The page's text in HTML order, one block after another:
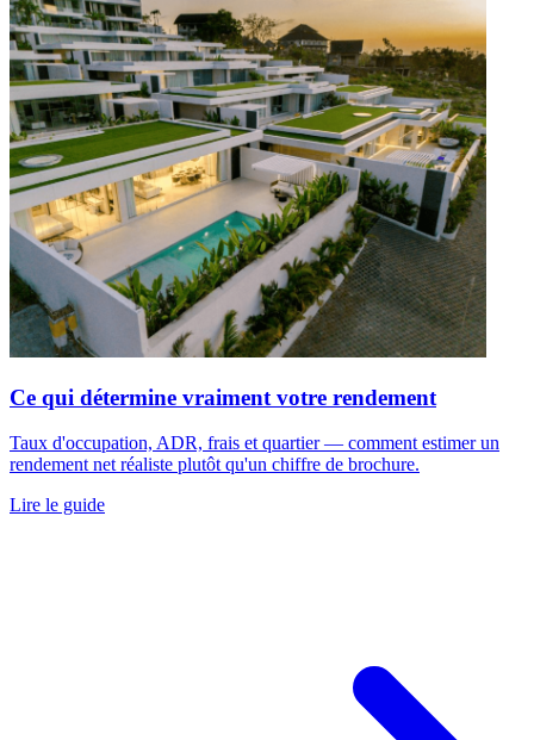
Ce qui détermine vraiment votre rendement
Taux d'occupation, ADR, frais et quartier — comment estimer un
rendement net réaliste plutôt qu'un chiffre de brochure.
Lire le guide